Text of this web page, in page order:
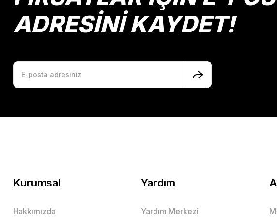
ADRESİNİ KAYDET!
Kurumsal
Hakkımızda
Yardım
Yardım Merkezi